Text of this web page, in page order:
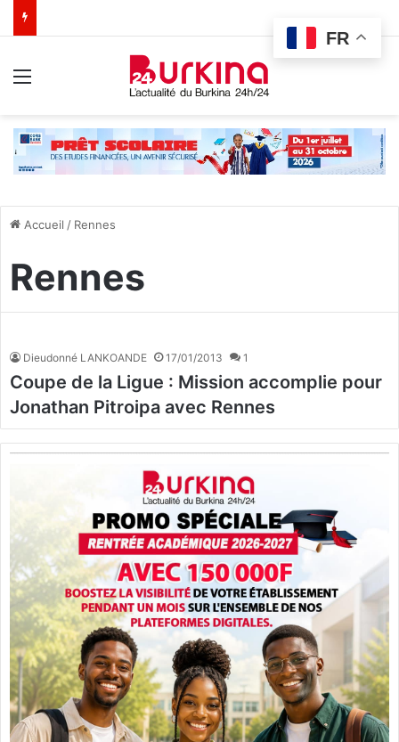
Accueil / Rennes
Rennes
Dieudonné LANKOANDE 17/01/2013 1
Coupe de la Ligue : Mission accomplie pour
Jonathan Pitroipa avec Rennes
FR